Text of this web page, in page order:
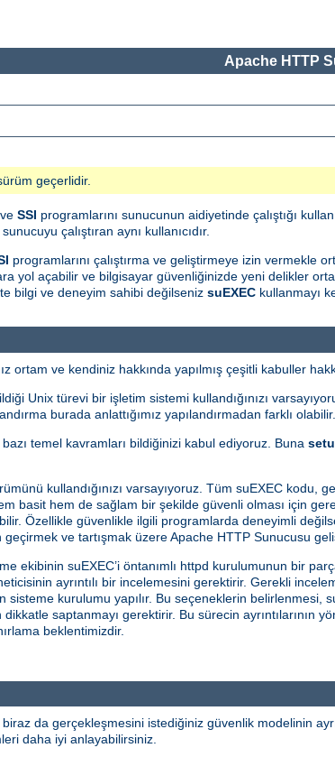
Apache HTTP
geçerlidir.
ve SSI programlarını sunucunun aidiyetinde çalıştığı
çalıştıran aynı kullanıcıdır.
programlarını çalıştırma ve geliştirmeye izin vermekle
yol açabilir ve bilgisayar güvenliğinizde yeni delikler
bilgi ve deneyim sahibi değilseniz suEXEC kullanmayı
ve kendiniz hakkında yapılmış çeşitli kabuller
Unix türevi bir işletim sistemi kullandığınızı
burada anlattığımız yapılandırmadan farklı olabilir.
temel kavramları bildiğinizi kabul ediyoruz. Buna
kullandığınızı varsayıyoruz. Tüm suEXEC kodu,
basit hem de sağlam bir şekilde güvenli olması için
Özellikle güvenlikle ilgili programlarda deneyimli
geçirmek ve tartışmak üzere Apache HTTP Sunucusu
ekibinin suEXEC’i öntanımlı httpd kurulumunun bir
ayrıntılı bir incelemesini gerektirir. Gerekli
kurulumu yapılır. Bu seçeneklerin belirlenmesi,
saptanmayı gerektirir. Bu sürecin ayrıntılarının
beklentimizdir.
da gerçekleşmesini istediğiniz güvenlik modelinin
daha iyi anlayabilirsiniz.